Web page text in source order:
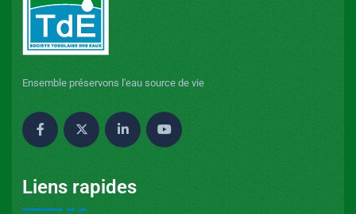
Ensemble préservons l'eau source de vie
Liens rapides